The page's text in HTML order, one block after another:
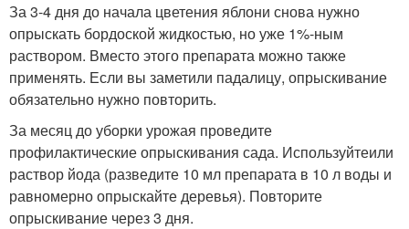
За 3-4 дня до начала цветения яблони снова нужно
опрыскать бордоской жидкостью, но уже 1%-ным
раствором. Вместо этого препарата можно также
применять. Если вы заметили падалицу, опрыскивание
обязательно нужно повторить.
За месяц до уборки урожая проведите
профилактические опрыскивания сада. Используйтеили
раствор йода (разведите 10 мл препарата в 10 л воды и
равномерно опрыскайте деревья). Повторите
опрыскивание через 3 дня.